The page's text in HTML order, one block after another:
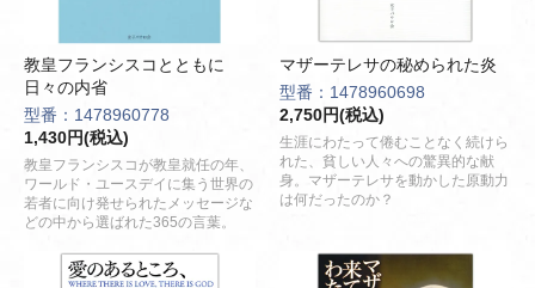
教皇フランシスコとともに
日々の内省
型番：1478960778
1,430円(税込)
教皇フランシスコが教皇就任の年、
ワールド・ユースデイに集う世界の
若者に向け発せられたメッセージな
どの中から選ばれた365の言葉。
マザーテレサの秘められた炎
型番：1478960698
2,750円(税込)
生涯にわたって倦むことなく続けら
れた、貧しい人々への驚異的な献
身。マザーテレサを動かした原動力
は何だったのか？